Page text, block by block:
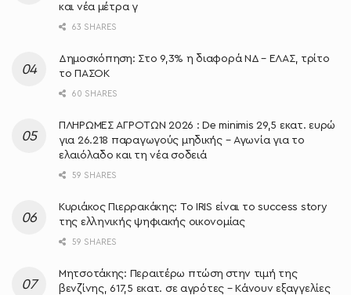
και νέα μέτρα γ
63 SHARES
Δημοσκόπηση: Στο 9,3% η διαφορά ΝΔ – ΕΛΑΣ, τρίτο
το ΠΑΣΟΚ
60 SHARES
ΠΛΗΡΩΜΕΣ ΑΓΡΟΤΩΝ 2026 : De minimis 29,5 εκατ. ευρώ
για 26.218 παραγωγούς μηδικής – Αγωνία για το
ελαιόλαδο και τη νέα σοδειά
59 SHARES
Κυριάκος Πιερρακάκης: Το IRIS είναι το success story
της ελληνικής ψηφιακής οικονομίας
59 SHARES
Μητσοτάκης: Περαιτέρω πτώση στην τιμή της
βενζίνης, 617,5 εκατ. σε αγρότες – Κάνουν εξαγγελίες